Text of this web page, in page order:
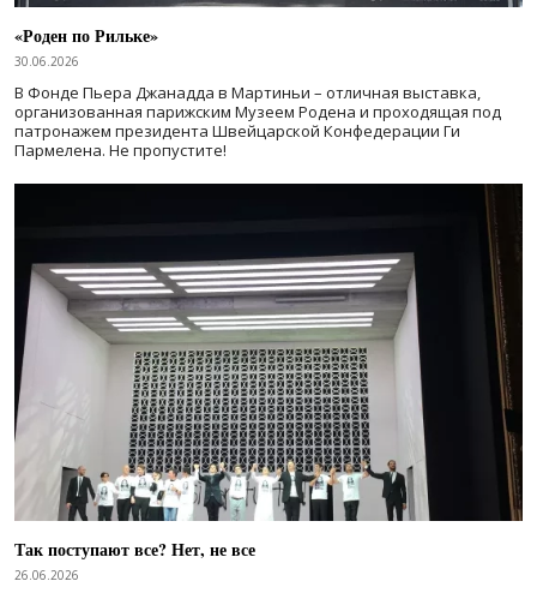
«Роден по Рильке»
30.06.2026
В Фонде Пьера Джанадда в Мартиньи – отличная выставка,
организованная парижским Музеем Родена и проходящая под
патронажем президента Швейцарской Конфедерации Ги
Пармелена. Не пропустите!
Так поступают все? Нет, не все
26.06.2026